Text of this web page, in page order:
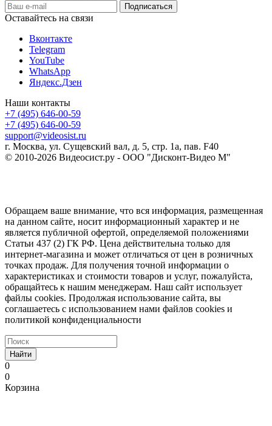
Оставайтесь на связи
Вконтакте
Telegram
YouTube
WhatsApp
Яндекс.Дзен
Наши контакты
+7 (495) 646-00-59
+7 (495) 646-00-59
support@videosist.ru
г. Москва, ул. Сущевский вал, д. 5, стр. 1а, пав. F40
© 2010-2026 Видеосист.ру - ООО "Дисконт-Видео М"
Обращаем ваше внимание, что вся информация, размещенная
на данном сайте, носит информационный характер и не
является публичной офертой, определяемой положениями
Статьи 437 (2) ГК РФ. Цена действительна только для
интернет-магазина и может отличаться от цен в розничных
точках продаж. Для получения точной информации о
характеристиках и стоимости товаров и услуг, пожалуйста,
обращайтесь к нашим менеджерам. Наш сайт использует
файлы cookies. Продолжая использование сайта, вы
соглашаетесь с использованием нами файлов cookies и
политикой конфиденциальности
Найти
0
0
Корзина